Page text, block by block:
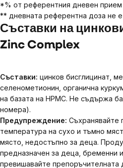
*% от референтния дневен прием
** дневната референтна доза не
Съставки на
Zinc Complex
Съставки: цинков бисглицинат,
селенометионин, органична
на базата на HPMC. Не съдържа
номера).
Предупреждение: Съхранявайте
температура на сухо и тъмно
място, недостъпно за деца.
предназначен за деца, бременни
превишавайте препоръчителната